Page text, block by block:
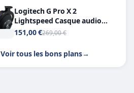
7.1
Logitech G Pro X 2
Lightspeed Casque audio
bluetooth
151,00 €269,00 €
Voir tous les bons plans→